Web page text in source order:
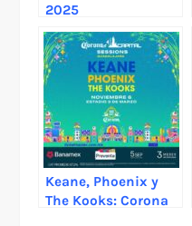
2025
Keane, Phoenix y
The Kooks: Corona